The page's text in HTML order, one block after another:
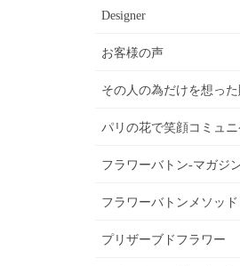
Designer
お客様の声
その人の為だけを想っ
パリの花で笑顔コミュ
フラワーバトン-マガジ
フラワーバトンメソッド
プリザーブドフラワー